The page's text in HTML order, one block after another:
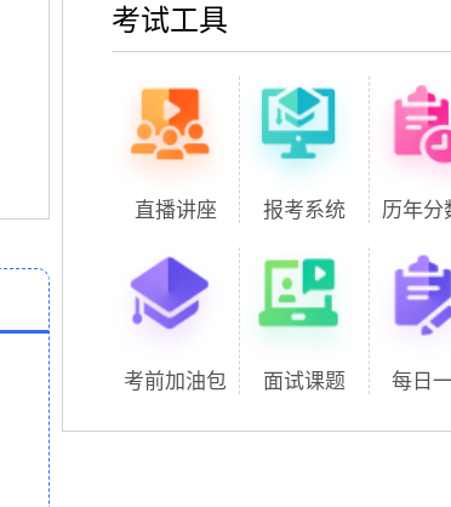
考试工具
直播讲座 报考系统 历年分
考前加油包 面试课题 每日